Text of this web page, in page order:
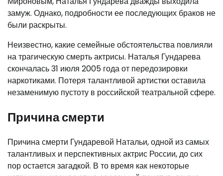
замуж. Однако, подробности ее последующих браков не
были раскрыты.
Неизвестно, какие семейные обстоятельства повлияли
на трагическую смерть актрисы. Наталья Гундарева
скончалась 31 июля 2005 года от передозировки
наркотиками. Потеря талантливой артистки оставила
незаменимую пустоту в российской театральной сфере.
Причина смерти
Причина смерти Гундаревой Натальи, одной из самых
талантливых и перспективных актрис России, до сих
пор остается загадкой. В то время как некоторые